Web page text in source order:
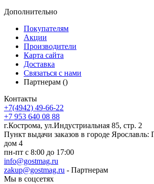
Дополнительно
Покупателям
Акции
Производители
Карта сайта
Доставка
Связаться с нами
Партнерам ()
Контакты
+7(4942) 49-66-22
+7 953 640 08 88
г.Кострома, ул.Индустриальная 85, стр. 2
Пункт выдачи заказов в городе Ярославль:
дом 4
пн-пт с 8:00 до 17:00
info@gostmag.ru
zakup@gostmag.ru - Партнерам
Мы в соцсетях